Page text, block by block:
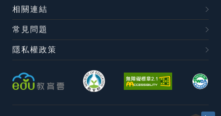
相關連結
常見問題
隱私權政策